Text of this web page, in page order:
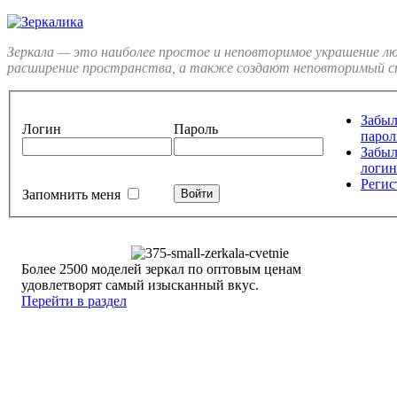
Зеркала — это наиболее простое и неповторимое украшение
расширение пространства, а также создают неповторимый
Логин Пароль
Запомнить меня
Более 2500 моделей зеркал по оптовым ценам
удовлетворят самый изысканный вкус.
Перейти в раздел